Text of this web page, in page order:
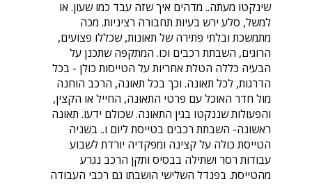
שינקטו מעתה.. מדהים איך שזה עבד כמו שעון. או
למשל, סלע ירש בעיות תחבורה רציניות. מכה
מתמשכת ובלתי פתירה של תאונות, שכללו פצועים,
הרוגים, השבתת רכבים וכו. המתקפה שתכנן על
הבעיה כללה הטלת אחריות על הטייסות כולן - בכל
הדרגות, לכל תאונה. וכך בכל תאונה, הרכב הוחנה
מול חדר האוכל עם פרטי התאונה, החייל או הקצין,
והפעולות שננקטו בגין התאונה. שכולם ידעו. תאונה
ראשונה- השבתת רכבים בטייסת ליום ו.. בשניה
הטייסת כולה על קצינה ומפקדיה יורדת לשבוע
עבודות רסר ושתילה בבסיס ותקן הרכב נגרע
מהטייסת. בפנדל השלישי הושבתו גם רכבי העבודה